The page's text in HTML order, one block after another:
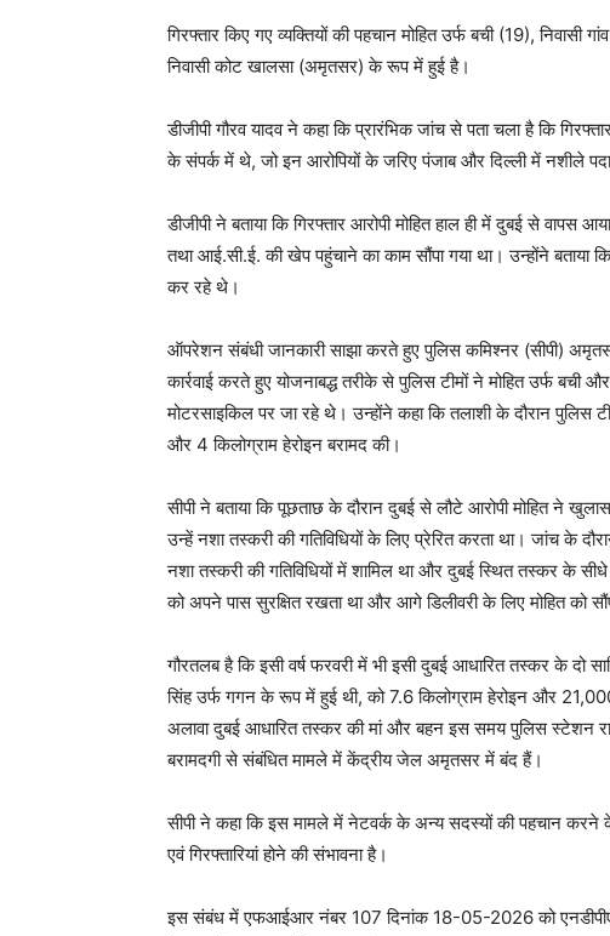
गिरफ्तार किए गए व्यक्तियों की पहचान मोहित उर्फ बची (19),
निवासी कोट खालसा (अमृतसर) के रूप में हुई है।
डीजीपी गौरव यादव ने कहा कि प्रारंभिक जांच से पता चला है कि
के संपर्क में थे, जो इन आरोपियों के जरिए पंजाब और दिल्ली में नशीले
डीजीपी ने बताया कि गिरफ्तार आरोपी मोहित हाल ही में दुबई से वापस
तथा आई.सी.ई. की खेप पहुंचाने का काम सौंपा गया था। उन्होंने बताया
कर रहे थे।
ऑपरेशन संबंधी जानकारी साझा करते हुए पुलिस कमिश्नर (सीपी)
कार्रवाई करते हुए योजनाबद्ध तरीके से पुलिस टीमों ने मोहित उर्फ बची
मोटरसाइकिल पर जा रहे थे। उन्होंने कहा कि तलाशी के दौरान
और 4 किलोग्राम हेरोइन बरामद की।
सीपी ने बताया कि पूछताछ के दौरान दुबई से लौटे आरोपी मोहित ने
उन्हें नशा तस्करी की गतिविधियों के लिए प्रेरित करता था। जांच के
नशा तस्करी की गतिविधियों में शामिल था और दुबई स्थित तस्कर के
को अपने पास सुरक्षित रखता था और आगे डिलीवरी के लिए मोहित को
गौरतलब है कि इसी वर्ष फरवरी में भी इसी दुबई आधारित तस्कर के दो
सिंह उर्फ गगन के रूप में हुई थी, को 7.6 किलोग्राम हेरोइन और
अलावा दुबई आधारित तस्कर की मां और बहन इस समय पुलिस स्टेशन
बरामदगी से संबंधित मामले में केंद्रीय जेल अमृतसर में बंद हैं।
सीपी ने कहा कि इस मामले में नेटवर्क के अन्य सदस्यों की पहचान
एवं गिरफ्तारियां होने की संभावना है।
इस संबंध में एफआईआर नंबर 107 दिनांक 18-05-2026 को